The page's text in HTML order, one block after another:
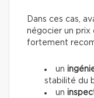
Dans ces cas,
négocier un prix
fortement
un
stabilité du
un